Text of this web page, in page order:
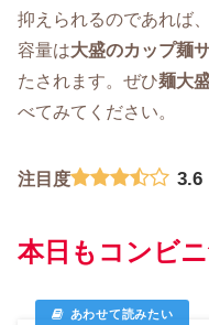
抑えられるのであれば
容量は大盛のカップ麺
たされます。ぜひ麺大
べてみてください。
注目度 3.6
本日もコンビ